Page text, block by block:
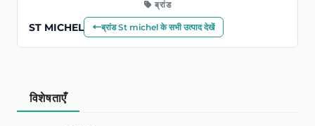
ब्रांड
ST MICHEL ब्रांड St michel के सभी उत्पाद देखें
विशेषताएँ